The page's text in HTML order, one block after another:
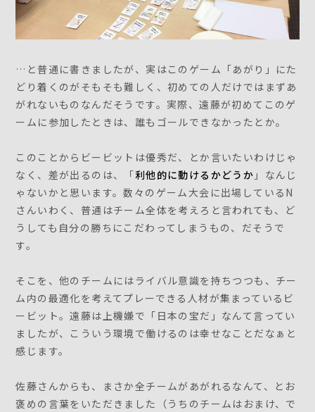
…と普通に書きましたが、実はこのゲーム「あがり」にた
どり着くのがそもそも難しく、初めての人だけではまずあ
がれないものなんだそうです。実際、遠藤が初めてこのゲ
ームに参加したときは、誰もゴールできなかったとか。
このことからビービットは優秀だ、とか言いたいわけじゃ
なく、差が出るのは、「利他的に動けるかどうか 」なんじ
ゃないかと思います。数々のゲーム大会に出場しているN
さんいわく、普通はチーム全体を考えろと言われても、ど
うしても自分の勝ちにこだわってしまうもの、だそうで
す。
そこを、他のチームにはライバル意識を持ちつつも、チー
ム内の最適化を考えてプレーできる人材が集まっているビ
ービット。遠藤は上機嫌で「日本の宝だ」なんて言ってい
ましたが、こういう環境で働けるのは幸せなことだなぁと
感じます。
佐藤さんからも、まさか全チームがあがれるなんて、とお
褒めの言葉をいただきました（うちのチームはおまけ、で